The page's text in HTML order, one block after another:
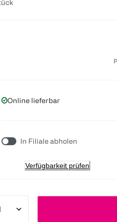
Online lieferbar
In Filiale abholen
Verfügbarkeit prüfen